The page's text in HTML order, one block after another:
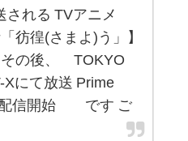
される TVアニメ
彷徨(さまよ)う」】
の後、 TOKYO
Xにて放送 Prime
配信開始 です ご